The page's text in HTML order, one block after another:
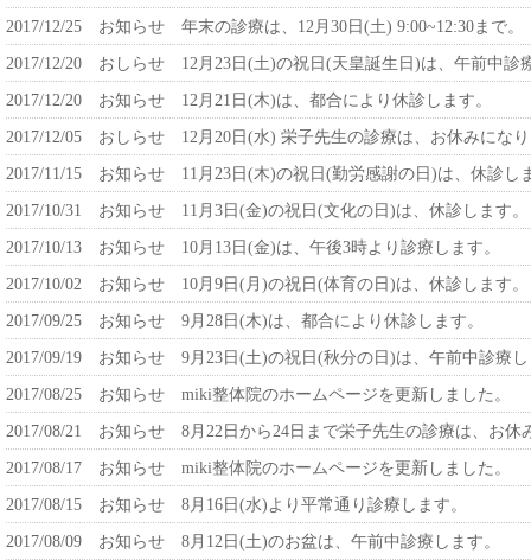
2017/12/25 お知らせ 年末の診療は、12月30日(土) 9:00~12:30まで。
2017/12/20 おしらせ 12月23日(土)の祝日(天皇誕生日)は、午前中診
2017/12/20 お知らせ 12月21日(木)は、都合により休診します。
2017/12/05 おしらせ 12月20日(水) 栄子先生の診療は、お休みにな
2017/11/15 お知らせ 11月23日(木)の祝日(勤労感謝の日)は、休診し
2017/10/31 お知らせ 11月3日(金)の祝日(文化の日)は、休診します。
2017/10/13 お知らせ 10月13日(金)は、午後3時より診療します。
2017/10/02 お知らせ 10月9日(月)の祝日(体育の日)は、休診します。
2017/09/25 お知らせ 9月28日(木)は、都合により休診します。
2017/09/19 お知らせ 9月23日(土)の祝日(秋分の日)は、午前中診療
2017/08/25 お知らせ miki整体院のホームページを更新しました。
2017/08/21 お知らせ 8月22日から24日まで栄子先生の診療は、お休
2017/08/17 お知らせ miki整体院のホームページを更新しました。
2017/08/15 お知らせ 8月16日(水)より平常通り診療します。
2017/08/09 お知らせ 8月12日(土)のお盆は、午前中診療します。